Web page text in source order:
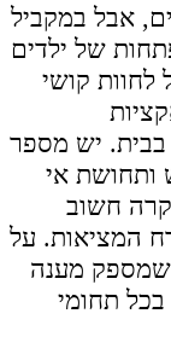
אבל במקביל
של ילדים
לחוות קושי
בבית. יש מספר
ותחושת אי
חשוב
המציאות. על
שמספק מענה
תחומי